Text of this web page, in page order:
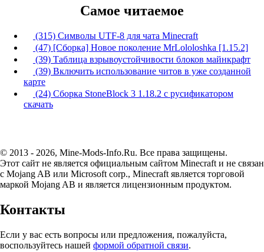
Самое читаемое
(315) Символы UTF-8 для чата Minecraft
(47) [Сборка] Новое поколение MrLololoshka [1.15.2]
(39) Таблица взрывоустойчивости блоков майнкрафт
(39) Включить использование читов в уже созданной
карте
(24) Сборка StoneBlock 3 1.18.2 с русификатором
скачать
© 2013 - 2026, Mine-Mods-Info.Ru. Все права защищены.
Этот сайт не является официальным сайтом Minecraft и не связан
с Mojang AB или Microsoft corp., Minecraft является торговой
маркой Mojang AB и является лицензионным продуктом.
Контакты
Если у вас есть вопросы или предложения, пожалуйста,
воспользуйтесь нашей формой обратной связи.